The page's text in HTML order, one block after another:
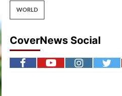
WORLD
CoverNews Social